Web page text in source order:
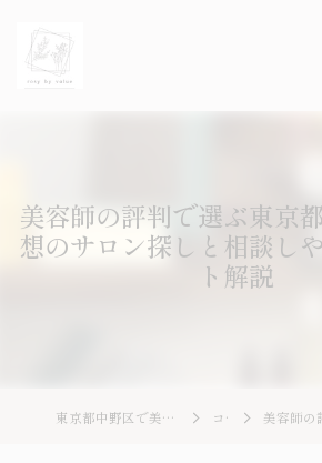
美容師の評判で選ぶ東京
想のサロン探しと相談し
ト解説
東京都中野区で美容師の求人ならrosy by value コラム 美容師の評判で選ぶ東